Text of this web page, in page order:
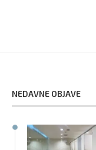
NEDAVNE OBJAVE